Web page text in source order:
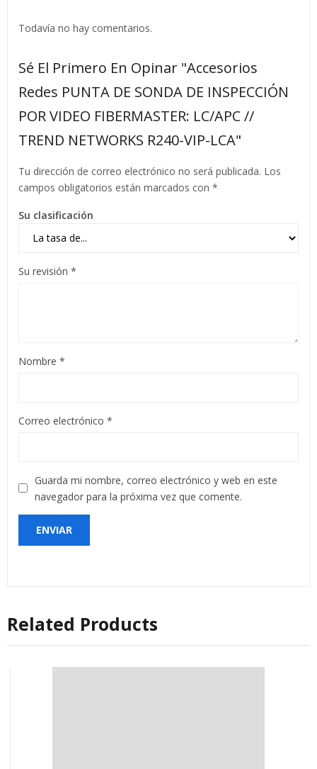
Todavía no hay comentarios.
Sé El Primero En Opinar "Accesorios
Redes PUNTA DE SONDA DE INSPECCIÓN
POR VIDEO FIBERMASTER: LC/APC //
TREND NETWORKS R240-VIP-LCA"
Tu dirección de correo electrónico no será publicada. Los
campos obligatorios están marcados con *
Su clasificación
Su revisión *
Nombre *
Correo electrónico *
Guarda mi nombre, correo electrónico y web en este
navegador para la próxima vez que comente.
Related Products